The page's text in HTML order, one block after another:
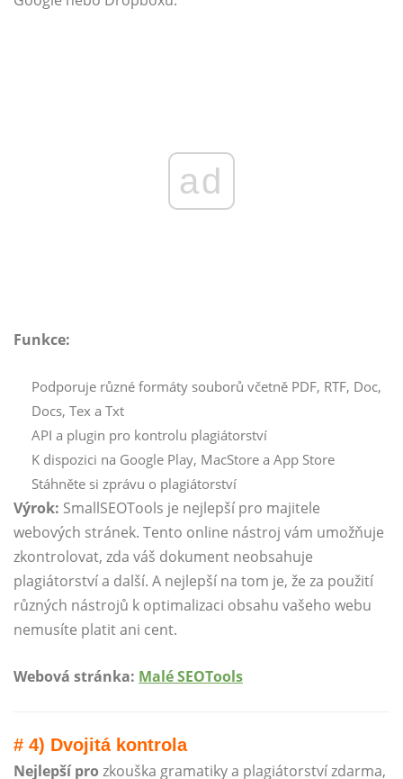
ad
Funkce:
Podporuje různé formáty souborů včetně PDF, RTF, Doc,
Docs, Tex a Txt
API a plugin pro kontrolu plagiátorství
K dispozici na Google Play, MacStore a App Store
Stáhněte si zprávu o plagiátorství
Výrok: SmallSEOTools je nejlepší pro majitele
webových stránek. Tento online nástroj vám umožňuje
zkontrolovat, zda váš dokument neobsahuje
plagiátorství a další. A nejlepší na tom je, že za použití
různých nástrojů k optimalizaci obsahu vašeho webu
nemusíte platit ani cent.
Webová stránka: Malé SEOTools
# 4) Dvojitá kontrola
Nejlepší pro zkouška gramatiky a plagiátorství zdarma,